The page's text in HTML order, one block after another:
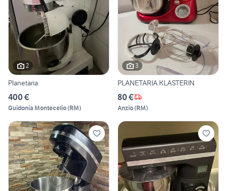
2
Planetaria
400 €
Guidonia Montecelio(RM)
3
PLANETARIA KLASTERIN
80 €
Anzio(RM)